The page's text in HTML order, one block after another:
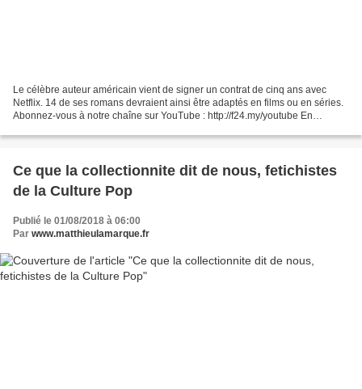
Le célèbre auteur américain vient de signer un contrat de cinq ans avec
Netflix. 14 de ses romans devraient ainsi être adaptés en films ou en séries.
Abonnez-vous à notre chaîne sur YouTube : http://f24.my/youtube En
Ce que la collectionnite dit de nous, fetichistes
de la Culture Pop
Publié le 01/08/2018 à 06:00
Par www.matthieulamarque.fr